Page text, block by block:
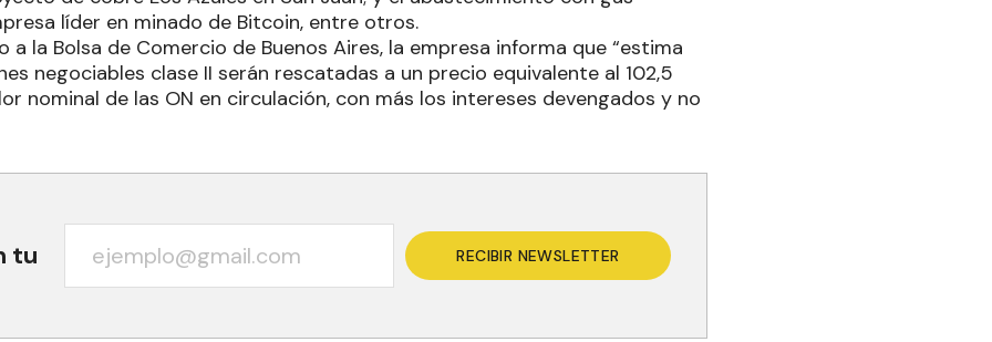
líder en minado de Bitcoin, entre otros.
a la Bolsa de Comercio de Buenos Aires, la empresa informa que “estima
negociables clase II serán rescatadas a un precio equivalente al 102,5
nominal de las ON en circulación, con más los intereses devengados y no
tu RECIBIR NEWSLETTER